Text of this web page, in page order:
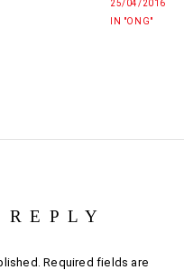
25/04/2016
IN "ONG"
Required fields are